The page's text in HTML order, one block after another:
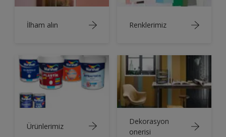
İlham alın Renklerimiz
Ürünlerimiz
Dekorasyon
onerisi